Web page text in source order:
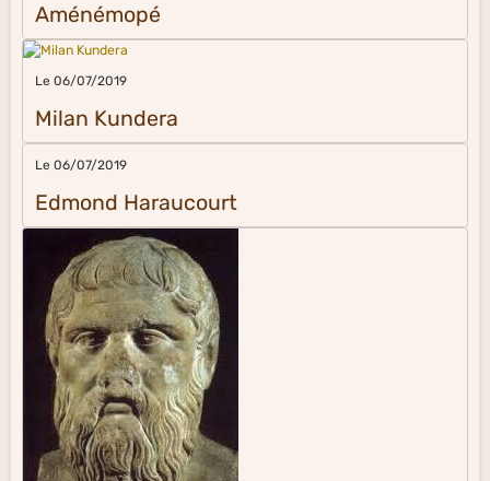
Aménémopé
Le 06/07/2019
Milan Kundera
Le 06/07/2019
Edmond Haraucourt